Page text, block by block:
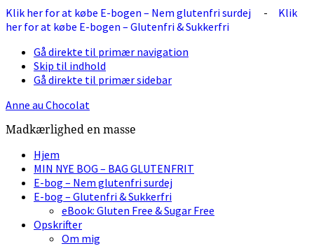
Klik her for at købe E-bogen – Nem glutenfri surdej - Klik
her for at købe E-bogen – Glutenfri & Sukkerfri
Gå direkte til primær navigation
Skip til indhold
Gå direkte til primær sidebar
Anne au Chocolat
Madkærlighed en masse
Hjem
MIN NYE BOG – BAG GLUTENFRIT
E-bog – Nem glutenfri surdej
E-bog – Glutenfri & Sukkerfri
eBook: Gluten Free & Sugar Free
Opskrifter
Om mig